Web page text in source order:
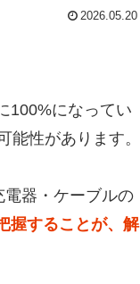
2026.05.20
100%になってい
能性があります。
器・ケーブルの
握することが、解